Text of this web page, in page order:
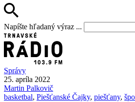
Napíšte hľadaný výraz ...
Správy
25. apríla 2022
Martin Palkovič
basketbal, Piešťanské Čajky, piešťany,